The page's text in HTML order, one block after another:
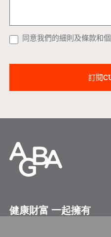
同意我們的細則及條款和個
健康財富 一起擁有